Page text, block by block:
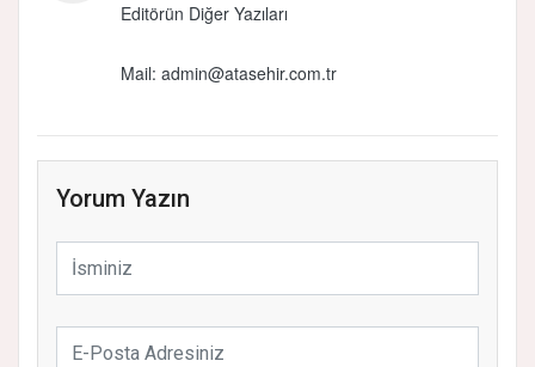
Editörün Diğer Yazıları
Mail: admin@atasehir.com.tr
Yorum Yazın